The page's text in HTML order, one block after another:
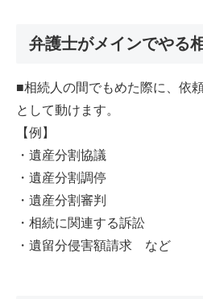
弁護士がメインでやる
■相続人の間でもめた際に、依
として動けます。
【例】
・遺産分割協議
・遺産分割調停
・遺産分割審判
・相続に関連する訴訟
・遺留分侵害額請求 など